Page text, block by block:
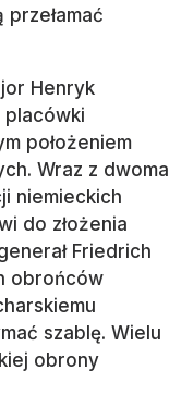
Henryk
placówki
położeniem
Wraz z dwoma
niemieckich
do złożenia
Friedrich
obrońców
szablę. Wielu
obrony